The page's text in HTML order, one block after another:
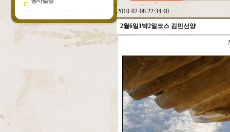
2010-02-08 22:34:40
2월6일1박2일코스 김민선양